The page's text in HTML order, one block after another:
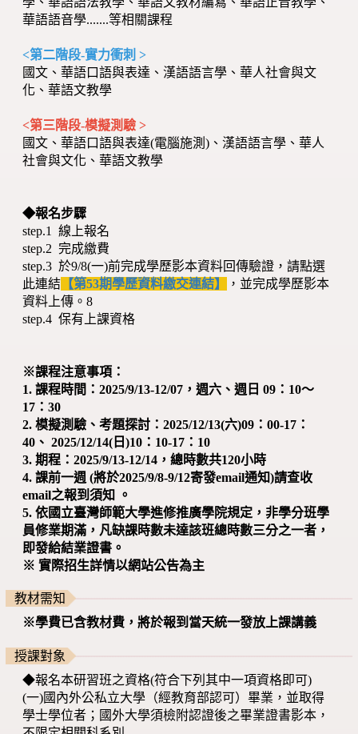
華語語音學.......等相關課程
<第二階段-實力衝刺 >
國文、華語口語與表達、漢語語言學、華人社會與文
化、華語文教學
<第三階段-模擬測驗 >
國文、華語口語與表達(電腦施測)、漢語語言學、華人
社會與文化、華語文教學
◆報名步驟
step.1 線上報名
step.2 完成繳費
step.3 於9/8(一)前完成學歷影本資料回傳驗證，請點選
此連結 【第53期學歷資料繳交連結】
，並完成學歷影本
資料上傳。8
step.4 保有上課資格
※課程注意事項：
1. 課程時間：2025/9/13-12/07，週六、週日 09：10～
17：30
2. 模擬測驗、考題探討：2025/12/13(六)09：00-17：
40、 2025/12/14(日)10：10-17：10
3. 期程：2025/9/13-12/14，總時數共120小時
4. 課前一週 (將於2025/9/8-9/12寄發email通知)請查收
email之報到須知 。
5. 依國立臺灣師範大學進修推廣學院規定，非學分班學
員修業期滿，凡缺課時數未達該班總時數三分之一者，
即發給結業證書。
※ 實際招生詳情以網站公告為主
教材需知
※學費已含教材費，將於報到當天統一發放上課講義
授課對象
◆報名本研習班之資格(符合下列其中一項資格即可)
(一)國內外公私立大學（經教育部認可）畢業，並取得
學士學位者；國外大學須檢附認證後之畢業證書影本，